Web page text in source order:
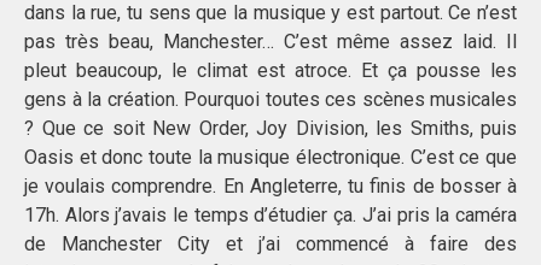
dans la rue, tu sens que la musique y est partout. Ce n’est
pas très beau, Manchester… C’est même assez laid. Il
pleut beaucoup, le climat est atroce. Et ça pousse les
gens à la création. Pourquoi toutes ces scènes musicales
? Que ce soit New Order, Joy Division, les Smiths, puis
Oasis et donc toute la musique électronique. C’est ce que
je voulais comprendre. En Angleterre, tu finis de bosser à
17h. Alors j’avais le temps d’étudier ça. J’ai pris la caméra
de Manchester City et j’ai commencé à faire des